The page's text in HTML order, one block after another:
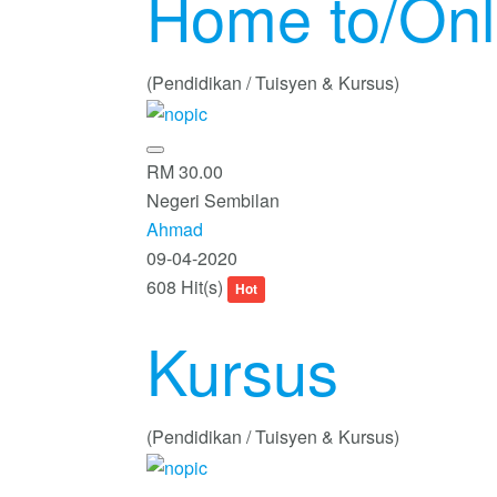
(Pendidikan / Tuisyen & Kursus)
RM 30.00
Negeri Sembilan
Ahmad
09-04-2020
608 Hit(s)
Hot
Kursus
(Pendidikan / Tuisyen & Kursus)